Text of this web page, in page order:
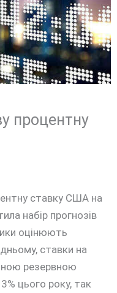
процентну
ставку США на
набір прогнозів
оцінюють
ставки на
резервною
цього року, так